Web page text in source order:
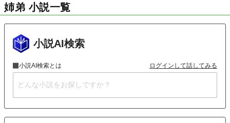
姉弟 小説一覧
小説AI検索
小説AI検索とは ログインして話してみる